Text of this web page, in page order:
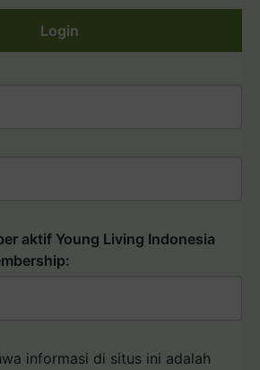
Login
aktif Young Living Indonesia
informasi di situs ini adalah